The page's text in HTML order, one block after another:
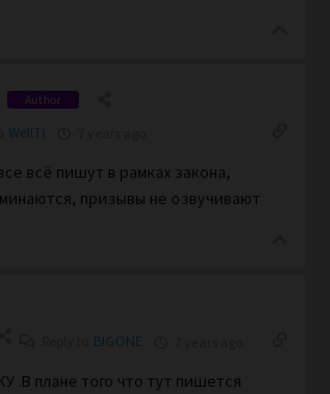
Author
WellTi
всё пишут в рамках закона,
призывы не озвучивают
BIGONE
.В плане того что тут пишется